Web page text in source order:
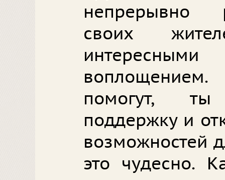
непрерывно
своих
помогут,
поддержку и
возможностей
это чудесно.